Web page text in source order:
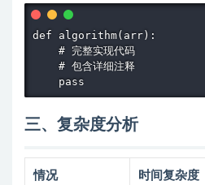
def algorithm(arr):
    # 完整实现代码
    # 包含详细注释
    pass
三、复杂度分析
情况 时间复杂度